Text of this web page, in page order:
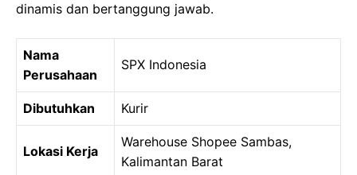
dinamis dan bertanggung jawab.
Nama
Perusahaan
SPX Indonesia
Dibutuhkan Kurir
Lokasi Kerja
Warehouse Shopee Sambas,
Kalimantan Barat